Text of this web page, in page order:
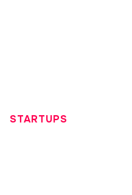
STARTUPS